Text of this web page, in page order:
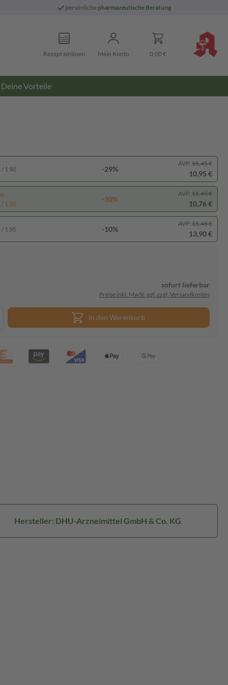
persönliche pharmazeutische Beratung
Rezept einlösen Mein Konto 0,00 €
Deine Vorteile
1 St) -29%
AVP: 15,45 €
10,95 €
1 St)
-30%
AVP: 15,45 €
10,76 €
1 St) -10%
AVP: 15,45 €
13,90 €
sofort lieferbar
Preise inkl. MwSt. ggf. zzgl. Versandkosten
In den Warenkorb
Hersteller: DHU-Arzneimittel GmbH & Co. KG